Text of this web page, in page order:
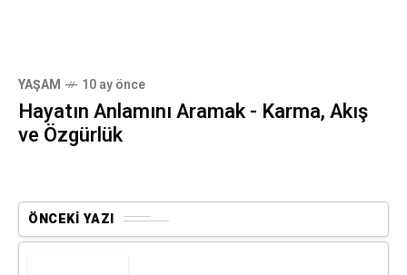
YAŞAM 10 ay önce
Hayatın Anlamını Aramak - Karma, Akış
ve Özgürlük
ÖNCEKI YAZI